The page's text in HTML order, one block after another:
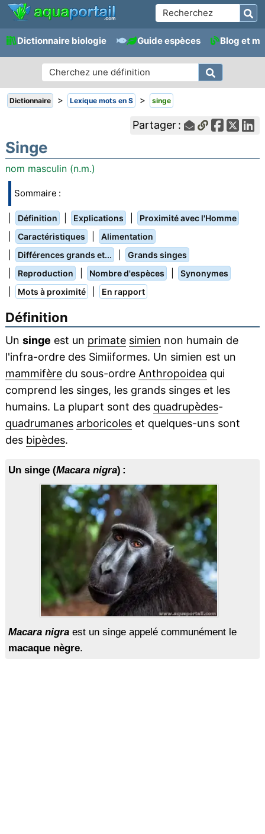
Dictionnaire biologie Guide espèces Blog et
Dictionnaire > Lexique mots en S > singe
Partager :
Singe
nom masculin (n.m.)
Sommaire :
Définition Explications Proximité avec l'Homme
Caractéristiques Alimentation
Différences grands et... Grands singes
Reproduction Nombre d'espèces Synonymes
Mots à proximité En rapport
Définition
Un singe est un primate simien non humain de
l'infra-ordre des Simiiformes. Un simien est un
mammifèredu sous-ordre Anthropoidea qui
comprend les singes, les grands singes et les
humains. La plupart sont des quadrupèdes-
quadrumanes arboricoleset quelques-uns sont
des bipèdes.
Un singe (Macara nigra) :
Macara nigraest un singe appelé communément le
macaque nègre.